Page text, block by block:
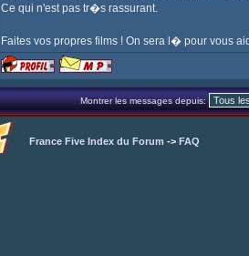
Ce qui n'est pas tr�s rassurant.
Faites vos propres films ! On sera l� pour vous
Montrer les messages depuis:
France Five Index du Forum -> FAQ